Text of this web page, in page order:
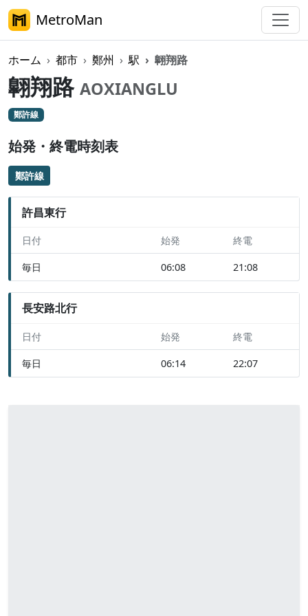
MetroMan
ホーム 都市 鄭州 駅 翺翔路
翺翔路 AOXIANGLU
鄭許線
始発・終電時刻表
鄭許線
許昌東行
日付 始発 終電
毎日 06:08 21:08
長安路北行
日付 始発 終電
毎日 06:14 22:07